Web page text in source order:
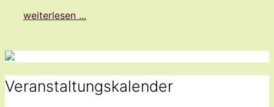
weiterlesen ...
Veranstaltungskalender